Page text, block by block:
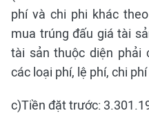
phí và chi phi khác
mua trúng đấu giá tài
tài sản thuộc diện phải
các loại phí, lệ phí, chi
c)Tiền đặt trước: